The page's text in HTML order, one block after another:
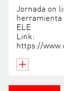
Jornada on
herramienta
ELE
Link:
https://